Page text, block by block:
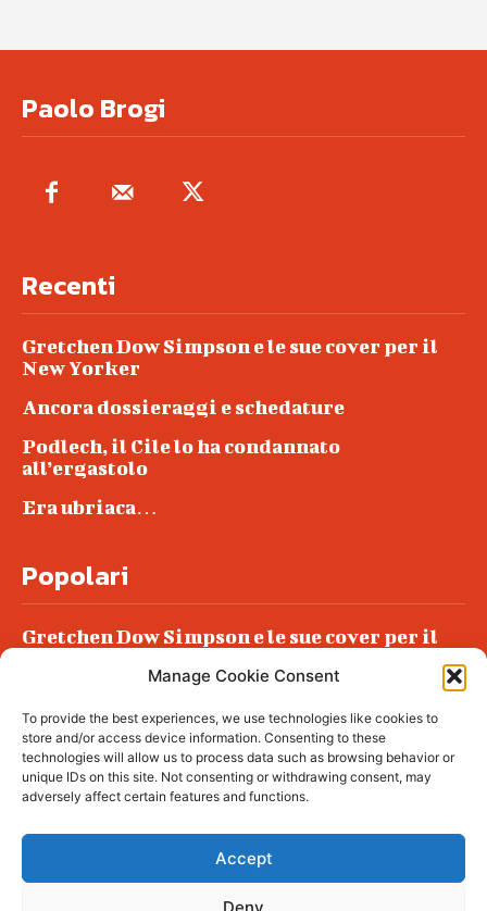
Manage Cookie Consent
To provide the best experiences, we use technologies like cookies to
store and/or access device information. Consenting to these
technologies will allow us to process data such as browsing behavior or
unique IDs on this site. Not consenting or withdrawing consent, may
adversely affect certain features and functions.
Accept
Deny
Paolo Brogi
Recenti
Gretchen Dow Simpson e le sue cover per il
New Yorker
Ancora dossieraggi e schedature
Podlech, il Cile lo ha condannato
all’ergastolo
Era ubriaca…
Popolari
Gretchen Dow Simpson e le sue cover per il
Podlech, il Cile lo ha condannato
all’ergastolo
Era ubriaca…